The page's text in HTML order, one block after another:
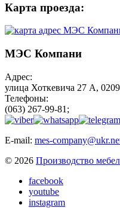
Карта проезда:
МЭС Компани
Адрес:
улица Хоткевича 27 А,
Телефоны:
(063) 267-99-81;
E-mail: mes-
© 2026 Производство
facebook
youtube
instagram